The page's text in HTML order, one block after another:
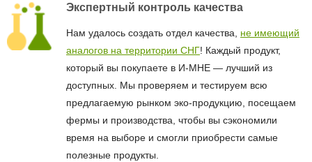
Экспертный контроль качества
Нам удалось создать отдел качества, не имеющий
аналогов на территории СНГ! Каждый продукт,
который вы покупаете в И-МНЕ — лучший из
доступных. Мы проверяем и тестируем всю
предлагаемую рынком эко-продукцию, посещаем
фермы и производства, чтобы вы сэкономили
время на выборе и смогли приобрести самые
полезные продукты.